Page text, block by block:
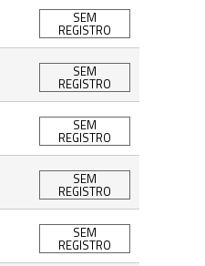
SEM
REGISTRO
SEM
REGISTRO
SEM
REGISTRO
SEM
REGISTRO
SEM
REGISTRO